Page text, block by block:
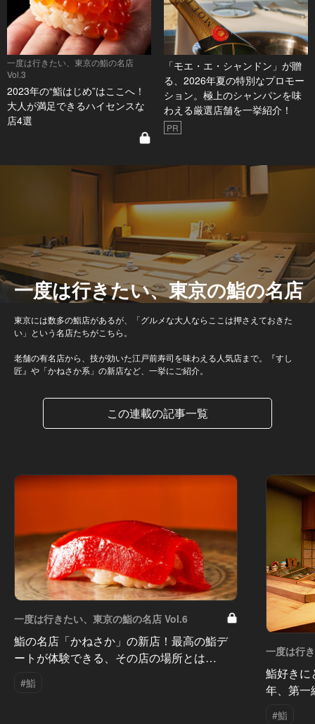
一度は行きたい、東京の鮨の名店
Vol.3
2023年の“鮨はじめ”はここへ！
大人が満足できるハイセンスな
店4選
「モエ・エ・シャンドン」が贈
る、2026年夏の特別なプロモー
ション。極上のシャンパンを味
わえる厳選店舗を一挙紹介！
PR
一度は行きたい、東京の鮨の名店
東京には数多の鮨店があるが、「グルメな大人ならここは押さえておきた
い」という名店たちがこちら。
老舗の有名店から、技が効いた江戸前寿司を味わえる人気店まで。『すし
匠』や「かねさか系」の新店など、一挙にご紹介。
この連載の記事一覧
一度は行きたい、東京の鮨の名店 Vol.6
鮨の名店「かねさか」の新店！最高の鮨デ
ートが体験できる、その店の場所とは…
#鮨
一度は行
鮨好きに
年、第一
#鮨